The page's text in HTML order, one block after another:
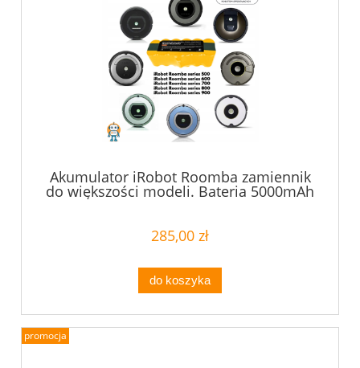
Akumulator iRobot Roomba zamiennik
do większości modeli. Bateria 5000mAh
285,00 zł
do koszyka
promocja